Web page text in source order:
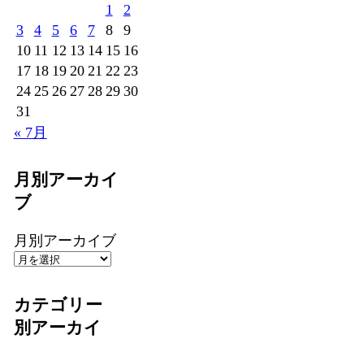
1
2
3
4 5 6 7 8
9
10 11 12 13 14 15 16
17 18 19 20 21 22 23
24 25 26 27 28 29 30
31
« 7月
月別アーカイ
ブ
月別アーカイブ
カテゴリー
別アーカイ